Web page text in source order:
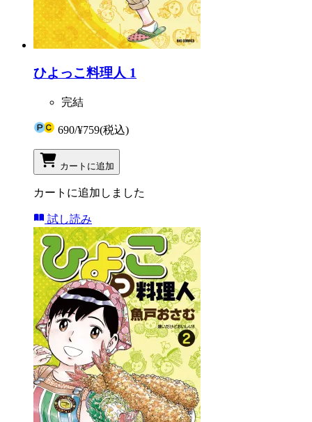
ひよっこ料理人 1
完結
690/¥759(税込)
カートに追加
カートに追加しました
試し読み